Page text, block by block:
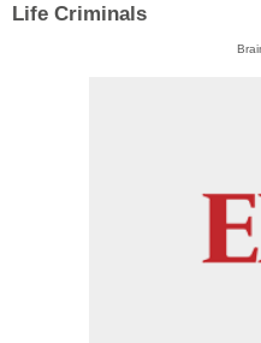
Life Criminals